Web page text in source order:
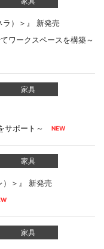
ラ）＞』 新発売
ワークスペースを構築～
家具
サポート～
家具
）＞』 新発売
家具